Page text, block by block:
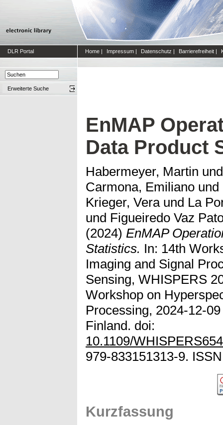
DLR Portal Home | Impressum | Datenschutz | Barrierefreiheit |
Erweiterte Suche
EnMAP
Data Product
Habermeyer, Martin
Carmona, Emiliano und
Krieger, Veraund La
und Figueiredo Vaz
(2024) EnMAP
Statistics. In: 14th
Imaging and Signal
Sensing, WHISPERS
Workshop on
Processing, 2024-12-
Finland. doi:
10.1109/
979-833151313-9.
Kurzfassung